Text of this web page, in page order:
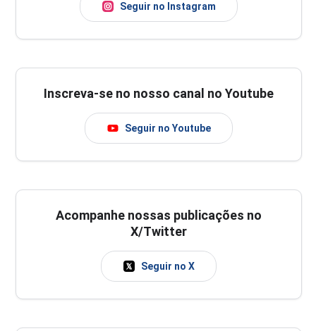
Seguir no Instagram
Inscreva-se no nosso canal no Youtube
Seguir no Youtube
Acompanhe nossas publicações no
X/Twitter
Seguir no X